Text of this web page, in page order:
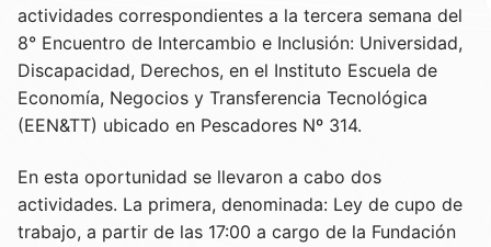
actividades correspondientes a la tercera semana del
8° Encuentro de Intercambio e Inclusión: Universidad,
Discapacidad, Derechos, en el Instituto Escuela de
Economía, Negocios y Transferencia Tecnológica
(EEN&TT) ubicado en Pescadores Nº 314.
En esta oportunidad se llevaron a cabo dos
actividades. La primera, denominada: Ley de cupo de
trabajo, a partir de las 17:00 a cargo de la Fundación